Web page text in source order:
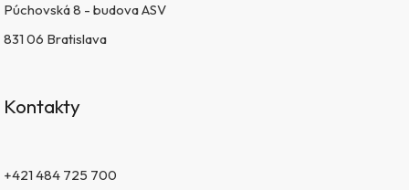
Púchovská 8 - budova ASV
831 06 Bratislava
Kontakty
+421 484 725 700